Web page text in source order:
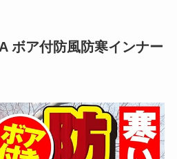
ボア付防風防寒インナー